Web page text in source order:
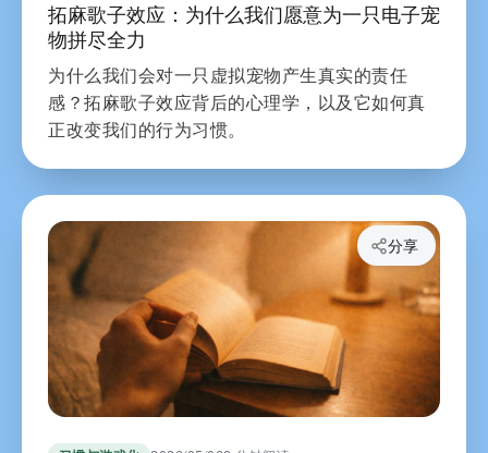
拓麻歌子效应：为什么我们愿意为一只电子宠
物拼尽全力
为什么我们会对一只虚拟宠物产生真实的责任
感？拓麻歌子效应背后的心理学，以及它如何真
正改变我们的行为习惯。
分享